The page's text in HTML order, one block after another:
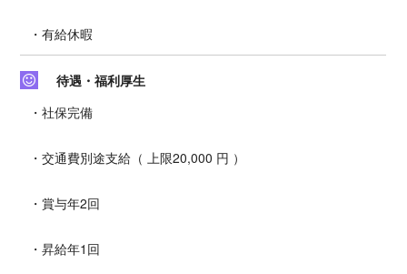
・有給休暇
待遇・福利厚生
・社保完備
・交通費別途支給（ 上限20,000 円 ）
・賞与年2回
・昇給年1回